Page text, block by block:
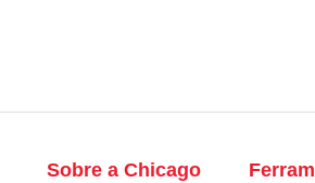
Sobre a Chicago